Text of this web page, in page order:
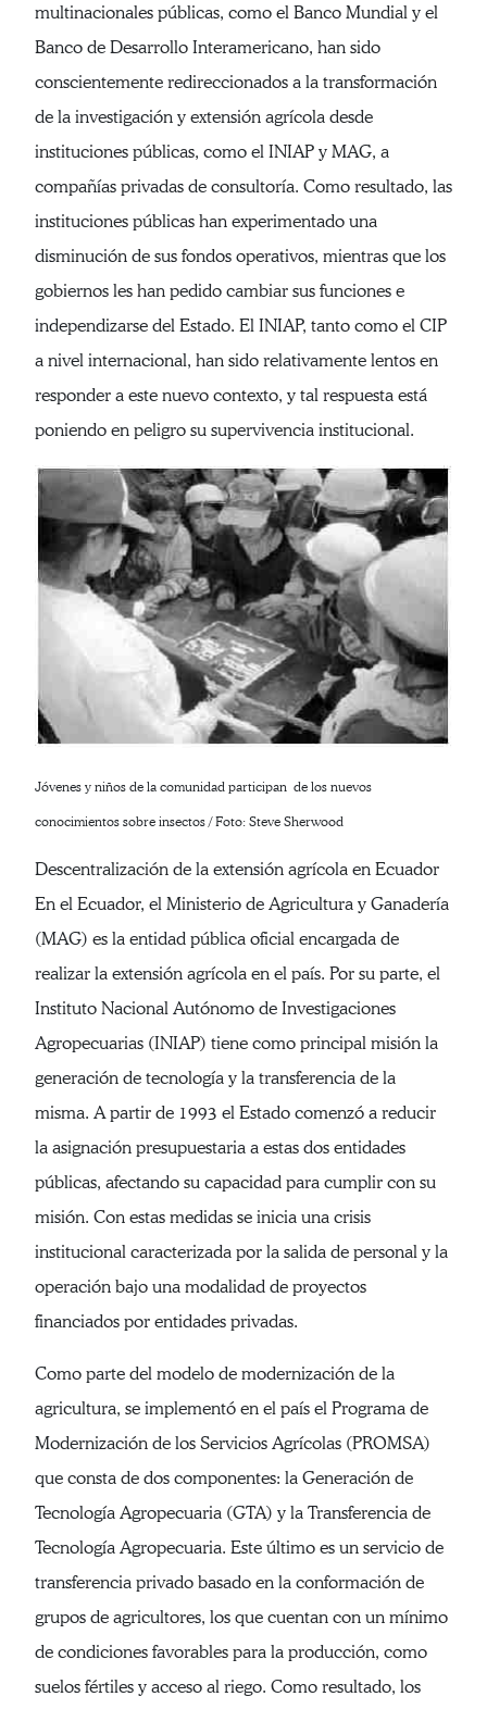
multinacionales públicas, como el Banco Mundial y el
Banco de Desarrollo Interamericano, han sido
conscientemente redireccionados a la transformación
de la investigación y extensión agrícola desde
instituciones públicas, como el INIAP y MAG, a
compañías privadas de consultoría. Como resultado, las
instituciones públicas han experimentado una
disminución de sus fondos operativos, mientras que los
gobiernos les han pedido cambiar sus funciones e
independizarse del Estado. El INIAP, tanto como el CIP
a nivel internacional, han sido relativamente lentos en
responder a este nuevo contexto, y tal respuesta está
poniendo en peligro su supervivencia institucional.
Jóvenes y niños de la comunidad participan de los nuevos
conocimientos sobre insectos / Foto: Steve Sherwood
Descentralización de la extensión agrícola en Ecuador
En el Ecuador, el Ministerio de Agricultura y Ganadería
(MAG) es la entidad pública oficial encargada de
realizar la extensión agrícola en el país. Por su parte, el
Instituto Nacional Autónomo de Investigaciones
Agropecuarias (INIAP) tiene como principal misión la
generación de tecnología y la transferencia de la
misma. A partir de 1993 el Estado comenzó a reducir
la asignación presupuestaria a estas dos entidades
públicas, afectando su capacidad para cumplir con su
misión. Con estas medidas se inicia una crisis
institucional caracterizada por la salida de personal y la
operación bajo una modalidad de proyectos
financiados por entidades privadas.
Como parte del modelo de modernización de la
agricultura, se implementó en el país el Programa de
Modernización de los Servicios Agrícolas (PROMSA)
que consta de dos componentes: la Generación de
Tecnología Agropecuaria (GTA) y la Transferencia de
Tecnología Agropecuaria. Este último es un servicio de
transferencia privado basado en la conformación de
grupos de agricultores, los que cuentan con un mínimo
de condiciones favorables para la producción, como
suelos fértiles y acceso al riego. Como resultado, los